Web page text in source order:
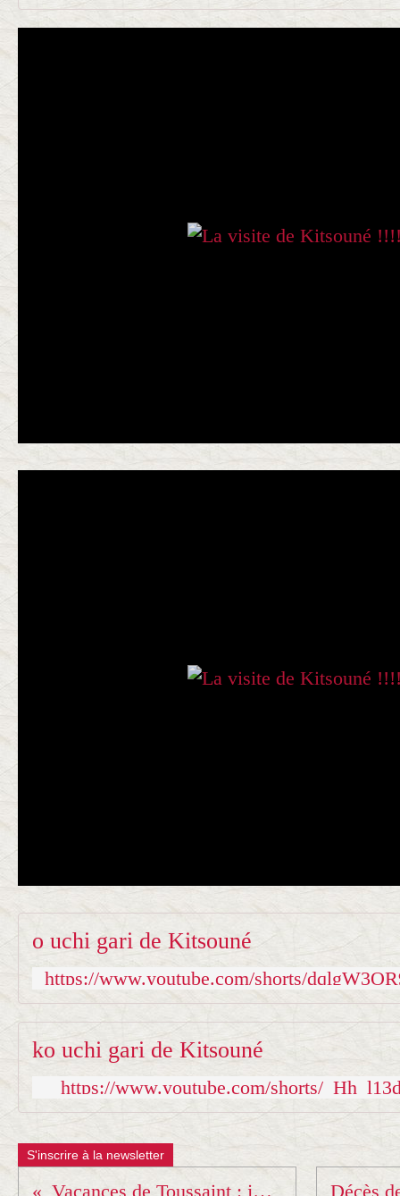
o uchi gari de Kitsouné
https://www.youtube.com/shorts/
ko uchi gari de Kitsouné
https://www.youtube.com/shorts/
S'inscrire à la newsletter
Vacances de Toussaint : judo avec Arthur Clerget à Aix !